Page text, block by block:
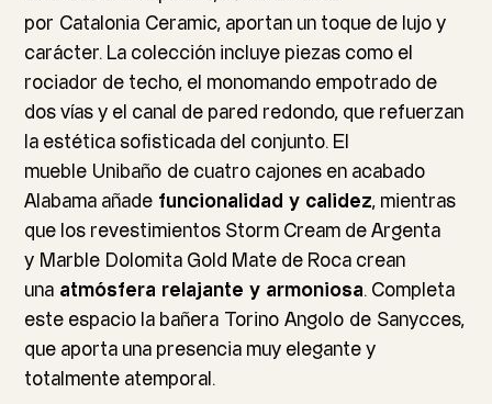
por Catalonia Ceramic, aportan un toque de lujo y
carácter. La colección incluye piezas como el
rociador de techo, el monomando empotrado de
dos vías y el canal de pared redondo, que refuerzan
la estética sofisticada del conjunto. El
mueble Unibaño de cuatro cajones en acabado
Alabama añade funcionalidad y calidez, mientras
que los revestimientos Storm Cream de Argenta
y Marble Dolomita Gold Mate de Roca crean
una atmósfera relajante y armoniosa. Completa
este espacio la bañera Torino Angolo de Sanycces,
que aporta una presencia muy elegante y
totalmente atemporal.